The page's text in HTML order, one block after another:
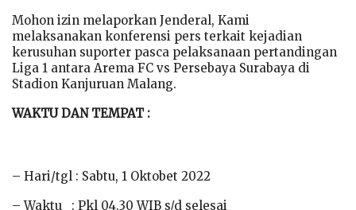
Mohon izin melaporkan Jenderal, Kami
melaksanakan konferensi pers terkait kejadian
kerusuhan suporter pasca pelaksanaan pertandingan
Liga 1 antara Arema FC vs Persebaya Surabaya di
Stadion Kanjuruan Malang.
WAKTU DAN TEMPAT :
– Hari/tgl : Sabtu, 1 Oktobet 2022
– Waktu : Pkl 04.30 WIB s/d selesai